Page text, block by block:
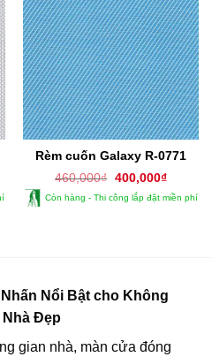
Rèm cuốn Galaxy R-0771
460,000₫ Giá
là:
400,000₫Giá
tại
Còn hàng - Thi công lắp đặt miền phí
Nổi Bật cho Không
Nhà Đẹp
gian nhà, màn cửa đóng